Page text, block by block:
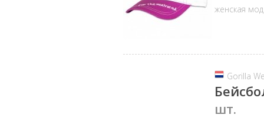
женская
Gorilla
шт.